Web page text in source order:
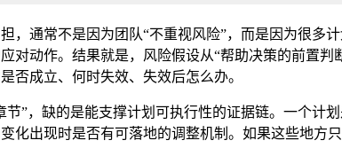
，通常不是因为团队“不重视风险”，而是因为很
对动作。结果就是，风险假设从“帮助决策的前置
否成立、何时失效、失效后怎么办。
节”，缺的是能支撑计划可执行性的证据链。一个
化出现时是否有可落地的调整机制。如果这些地